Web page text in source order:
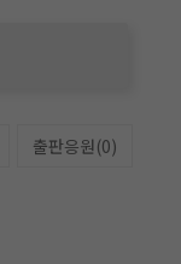
출판응원(0)